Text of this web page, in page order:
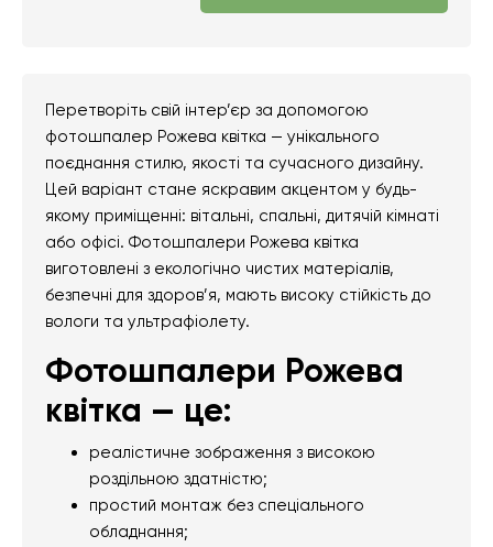
Перетворіть свій інтер’єр за допомогою
фотошпалер Рожева квітка — унікального
поєднання стилю, якості та сучасного дизайну.
Цей варіант стане яскравим акцентом у будь-
якому приміщенні: вітальні, спальні, дитячій кімнаті
або офісі. Фотошпалери Рожева квітка
виготовлені з екологічно чистих матеріалів,
безпечні для здоров’я, мають високу стійкість до
вологи та ультрафіолету.
Фотошпалери Рожева
квітка — це:
реалістичне зображення з високою
роздільною здатністю;
простий монтаж без спеціального
обладнання;